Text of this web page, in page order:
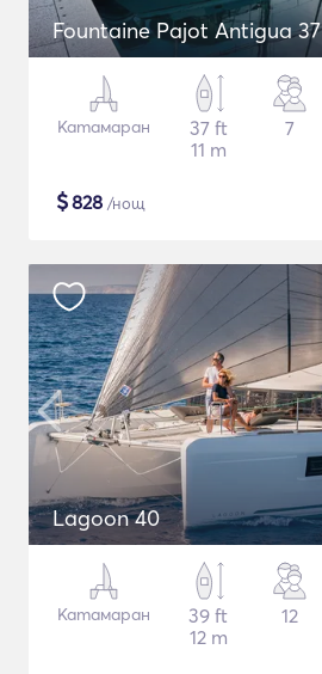
Fountaine Pajot Antigua 37
Катамаран
37 ft
11 m
7
$828 /нощ
Lagoon 40
Катамаран
39 ft
12 m
12